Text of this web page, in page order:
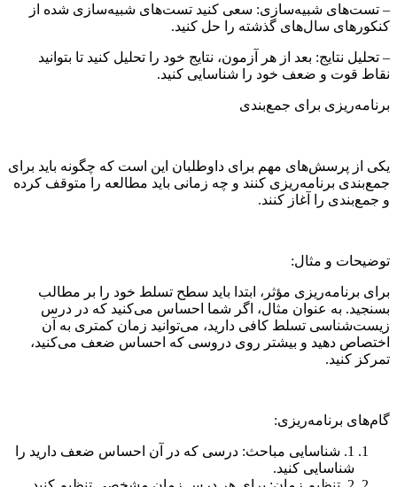
– تست‌های شبیه‌سازی: سعی کنید تست‌های شبیه‌سازی شده از
کنکورهای سال‌های گذشته را حل کنید.
– تحلیل نتایج: بعد از هر آزمون، نتایج خود را تحلیل کنید تا بتوانید
نقاط قوت و ضعف خود را شناسایی کنید.
برنامه‌ریزی برای جمع‌بندی
یکی از پرسش‌های مهم برای داوطلبان این است که چگونه باید برای
جمع‌بندی برنامه‌ریزی کنند و چه زمانی باید مطالعه را متوقف کرده
و جمع‌بندی را آغاز کنند.
توضیحات و مثال:
برای برنامه‌ریزی مؤثر، ابتدا باید سطح تسلط خود را بر مطالب
بسنجید. به عنوان مثال، اگر شما احساس می‌کنید که در درس
زیست‌شناسی تسلط کافی دارید، می‌توانید زمان کمتری به آن
اختصاص دهید و بیشتر روی دروسی که احساس ضعف می‌کنید،
تمرکز کنید.
گام‌های برنامه‌ریزی:
1. شناسایی مباحث: درسی که در آن احساس ضعف دارید را
شناسایی کنید.